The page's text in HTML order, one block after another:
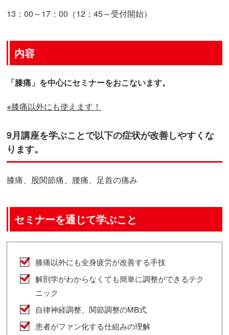
13：00～17：00（12：45～受付開始）
内容
「膝痛」を中心にセミナーをおこないます。
※膝痛以外にも使えます！
9月講座を学ぶことで以下の症状が改善しやすくな
ります。
膝痛、股関節痛、腰痛、足首の痛み
セミナーを通じて学ぶこと
膝痛以外にも全身疲労が改善する手技
解剖学がわからなくても簡単に調整ができるテク
ニック
自律神経調整、関節調整のMB式
患者がファン化する仕組みの理解